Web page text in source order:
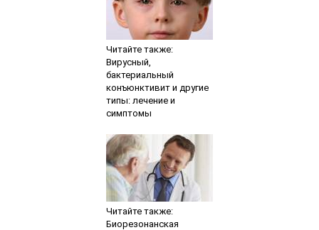
Читайте также:
Вирусный,
бактериальный
конъюнктивит и другие
типы: лечение и
симптомы
Читайте также:
Биорезонанская